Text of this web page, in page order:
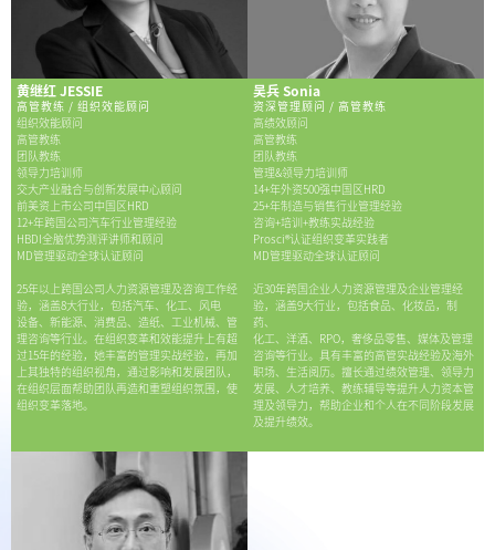
黄继红 JESSIE
高管教练 / 组织效能顾问
组织效能顾问
高管教练
团队教练
领导力培训师
交大产业融合与创新发展中心顾问
前美资上市公司中国区HRD
12+年跨国公司汽车行业管理经验
HBDI全脑优势测评讲师和顾问
MD管理驱动全球认证顾问
25年以上跨国公司人力资源管理及咨询工作经
验，涵盖8大行业，包括汽车、化工、风电
设备、新能源、消费品、造纸、工业机械、管
理咨询等行业。在组织变革和效能提升上有超
过15年的经验，她丰富的管理实战经验，再加
上其独特的组织视角，通过影响和发展团队，
在组织层面帮助团队再造和重塑组织氛围，使
组织变革落地。
吴兵 Sonia
资深管理顾问 / 高管教练
高绩效顾问
高管教练
团队教练
管理&领导力培训师
14+年外资500强中国区HRD
25+年制造与销售行业管理经验
咨询+培训+教练实战经验
Prosci®认证组织变革实践者
MD管理驱动全球认证顾问
近30年跨国企业人力资源管理及企业管理经
验，涵盖9大行业，包括食品、化妆品，制
药、
化工、洋酒、RPO，奢侈品零售、媒体及管理
咨询等行业。具有丰富的高管实战经验及海外
职场、生活阅历。擅长通过绩效管理、领导力
发展、人才培养、教练辅导等提升人力资本管
理及领导力，帮助企业和个人在不同阶段发展
及提升绩效。